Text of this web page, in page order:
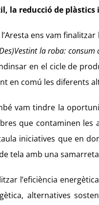
la reducció de
ens vam
la roba: consum
en el cicle de
en comú les diferents
vam tindre la
que contaminen
iniciatives que en
tela amb una
l’eficiència
alternatives